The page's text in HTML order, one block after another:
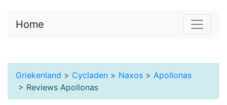
Home
Griekenland > Cycladen > Naxos > Apollonas
> Reviews Apollonas